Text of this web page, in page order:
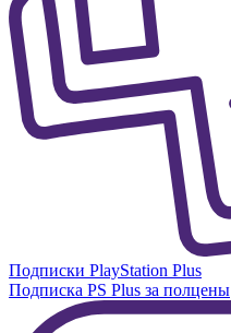
Подписки PlayStation Plus
Подписка PS Plus за полцены